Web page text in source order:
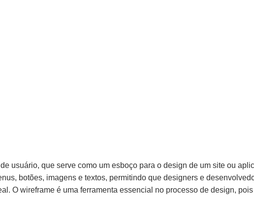
usuário, que serve como um esboço para o design de um site ou
botões, imagens e textos, permitindo que designers e
O wireframe é uma ferramenta essencial no processo de design,